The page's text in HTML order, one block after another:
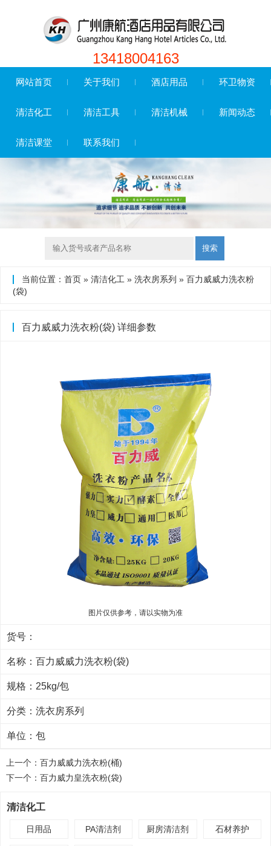
13418004163
网站首页 关于我们 酒店用品 环卫物资
清洁化工 清洁工具 清洁机械 新闻动态
清洁课堂 联系我们
搜索
当前位置： 首页 » 清洁化工 » 洗衣房系列 » 百力威威力洗衣粉
(袋)
百力威威力洗衣粉(袋) 详细参数
图片仅供参考，请以实物为准
货号：
名称：百力威威力洗衣粉(袋)
规格：25kg/包
分类： 洗衣房系列
单位：包
上一个： 百力威威力洗衣粉(桶)
下一个： 百力威力皇洗衣粉(袋)
清洁化工
日用品 PA清洁剂 厨房清洁剂 石材养护